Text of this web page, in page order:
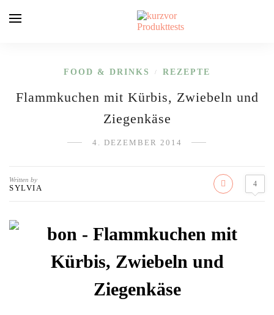
FOOD & DRINKS / REZEPTE
Flammkuchen mit Kürbis, Zwiebeln und
Ziegenkäse
4. DEZEMBER 2014
Written by
SYLVIA 4